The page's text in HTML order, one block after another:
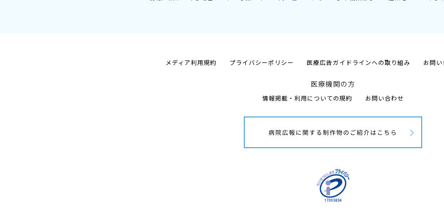
メディア利用規約 プライバシーポリシー 医療広告ガイドラインへの取り組み お問
医療機関の方
情報掲載・利用についての規約 お問い合わせ